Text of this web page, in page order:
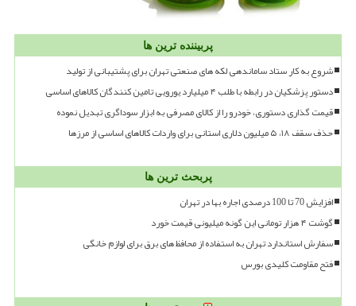
پربیننده ترین ها
شروع به کار ستاد ساماندهی لکه های صنعتی تهران برای پشتیبانی از تولید
دستور پزشکیان در رابطه با طلب ۴ میلیارد یورویی تامین کنندگان کالاهای اساسی
قیمت گذاری دستوری، خودرو را از کالای مصرفی به ابزار سوداگری تبدیل نموده
حذف سقف ۱۸، ۵ میلیون دلاری استانی برای واردات کالاهای اساسی از مرزها
پربحث ترین ها
افزایش 70 تا 100 درصدی اجاره بها در تهران
گوشت ۴ هزار تومانی این گونه میلیونی قیمت خورد
سفارش استاندارد تهران به استفاده از محافظ های برق برای لوازم خانگی
فتح مقاومت کلیدی بورس